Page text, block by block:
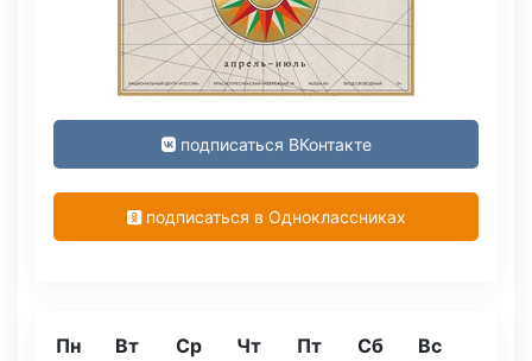
подписаться ВКонтакте
подписаться в Одноклассниках
Пн Вт Ср Чт Пт Сб Вс